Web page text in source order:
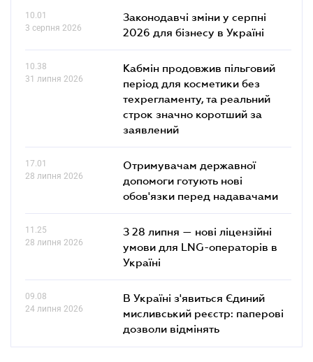
10.01
3 серпня 2026
Законодавчі зміни у серпні
2026 для бізнесу в Україні
10.38
31 липня 2026
Кабмін продовжив пільговий
період для косметики без
техрегламенту, та реальний
строк значно коротший за
заявлений
17.01
28 липня 2026
Отримувачам державної
допомоги готують нові
обов'язки перед надавачами
11.25
28 липня 2026
З 28 липня — нові ліцензійні
умови для LNG-операторів в
Україні
09.08
24 липня 2026
В Україні з'явиться Єдиний
мисливський реєстр: паперові
дозволи відмінять